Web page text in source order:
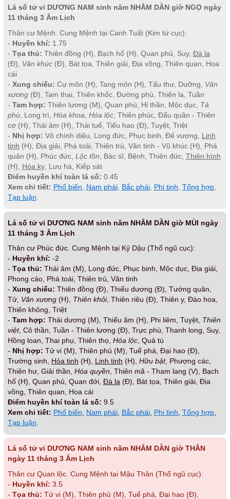
Lá số tử vi DƯƠNG NAM sinh năm NHÂM DẦN giờ NGỌ ngày
11 tháng 3 Âm Lịch
Thân cư Mệnh. Cung Mệnh tại Canh Tuất (Kim tứ cục):
- Huyền khí: 1.75
- Tọa thủ: Thiên đồng (H), Bạch hổ (H), Quan phủ, Suy, Đà la
(Đ), Văn khúc(Đ), Bát tọa, Thiên giải, Địa võng, Thiên quan, Hoa
cái
- Xung chiếu: Cự môn (H), Tang môn (H), Tấu thư, Dưỡng, Văn
xương(Đ), Tam thai, Thiên khốc, Đường phù, Thiên la, Tuần
- Tam hợp: Thiên lương (M), Quan phù, Hỉ thần, Mộc dục, Tả
phù, Long trì, Hóa khoa Hóa lộc, Thiên phúc, Đẩu quân - Thiên
cơ (H), Thái âm (H), Thái tuế, Tiểu hao (Đ), Tuyệt, Triệt
- Nhị hợp: Vô chính diệu, Long đức, Phục binh, Đế vượng, Linh
tinh (H), Địa giải, Phá toái, Thiên trù, Văn tinh - Vũ khúc (H), Phá
quân (H), Phúc đức, Lộc tồn , Bác sĩ, Bệnh, Thiên đức, Thiên hình
(H), Hóa kỵ, Lưu hà, Kiếp sát
Điểm huyền khí toàn lá số: 0.45
Xem chi tiết: Phổ biến Nam phái, Bắc phái, Phi tinh Tổng hợp,
Tạp luận
Lá số tử vi DƯƠNG NAM sinh năm NHÂM DẦN giờ MÙI ngày
11 tháng 3 Âm Lịch
Thân cư Phúc đức. Cung Mệnh tại Kỷ Dậu (Thổ ngũ cục):
- Huyền khí: -2
- Tọa thủ: Thái âm (M), Long đức, Phục binh, Mộc dục, Địa giải,
Phong cáo, Phá toái, Thiên trù, Văn tinh
- Xung chiếu: Thiên đồng (Đ), Thiếu dương (Đ), Tướng quân,
Tử, Văn xương(H), Thiên khôi, Thiên riêu (Đ), Thiên y, Đào hoa,
Thiên không, Triệt
- Tam hợp: Thái dương (M), Thiếu âm (H), Phi liêm, Tuyệt, Thiên
việt, Cô thần, Tuần - Thiên lương (Đ), Trực phù, Thanh long, Suy,
Hồng loan, Thai phụ, Thiên thọ, Hóa lộc, Quả tú
- Nhị hợp: Tử vi (M), Thiên phủ (M), Tuế phá, Đại hao (Đ),
Trường sinh, Hỏa tinh (H), Linh tinh (H), Hữu bật, Phượng các,
Thiên hư, Giải thần, Hóa quyền, Thiên mã - Tham lang (V), Bạch
hổ (H), Quan phủ, Quan đới, Đà la(Đ), Bát tọa, Thiên giải, Địa
võng, Thiên quan, Hoa cái
Điểm huyền khí toàn lá số: 9.5
Xem chi tiết: Phổ biến, Nam phái, Bắc phái, Phi tinh, Tổng hợp,
Tạp luận.
Lá số tử vi DƯƠNG NAM sinh năm NHÂM DẦN giờ THÂN
ngày 11 tháng 3 Âm Lịch
Thân cư Quan lộc. Cung Mệnh tại Mậu Thân (Thổ ngũ cục):
- Huyền khí: 3.5
- Tọa thủ: Tử vi (M), Thiên phủ (M), Tuế phá, Đại hao (Đ),